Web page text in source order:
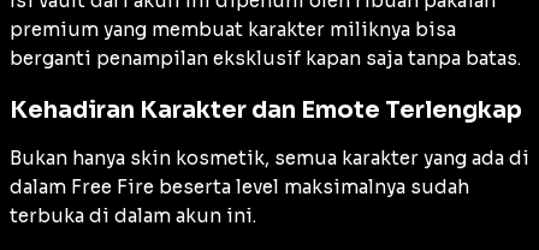
premium yang membuat karakter miliknya bisa
berganti penampilan eksklusif kapan saja tanpa batas.
Kehadiran Karakter dan Emote Terlengkap
Bukan hanya skin kosmetik, semua karakter yang ada di
dalam Free Fire beserta level maksimalnya sudah
terbuka di dalam akun ini.